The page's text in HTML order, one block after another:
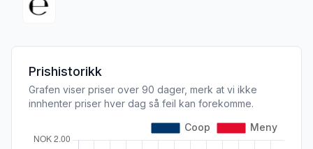
Prishistorikk
Grafen viser priser over 90 dager, merk at vi ikke
innhenter priser hver dag så feil kan forekomme.